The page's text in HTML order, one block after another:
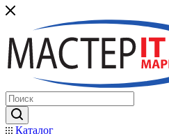
Каталог